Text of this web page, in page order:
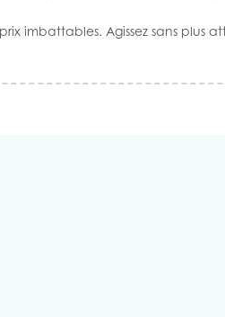
imbattables. Agissez sans plus